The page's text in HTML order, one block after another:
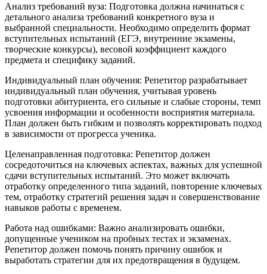
Анализ требований вуза: Подготовка должна начинаться с
детального анализа требований конкретного вуза и
выбранной специальности. Необходимо определить формат
вступительных испытаний (ЕГЭ, внутренние экзамены,
творческие конкурсы), весовой коэффициент каждого
предмета и специфику заданий.
Индивидуальный план обучения: Репетитор разрабатывает
индивидуальный план обучения, учитывая уровень
подготовки абитуриента, его сильные и слабые стороны, темп
усвоения информации и особенности восприятия материала.
План должен быть гибким и позволять корректировать подход
в зависимости от прогресса ученика.
Целенаправленная подготовка: Репетитор должен
сосредоточиться на ключевых аспектах, важных для успешной
сдачи вступительных испытаний. Это может включать
отработку определенного типа заданий, повторение ключевых
тем, отработку стратегий решения задач и совершенствование
навыков работы с временем.
Работа над ошибками: Важно анализировать ошибки,
допущенные учеником на пробных тестах и экзаменах.
Репетитор должен помочь понять причину ошибок и
выработать стратегии для их предотвращения в будущем.